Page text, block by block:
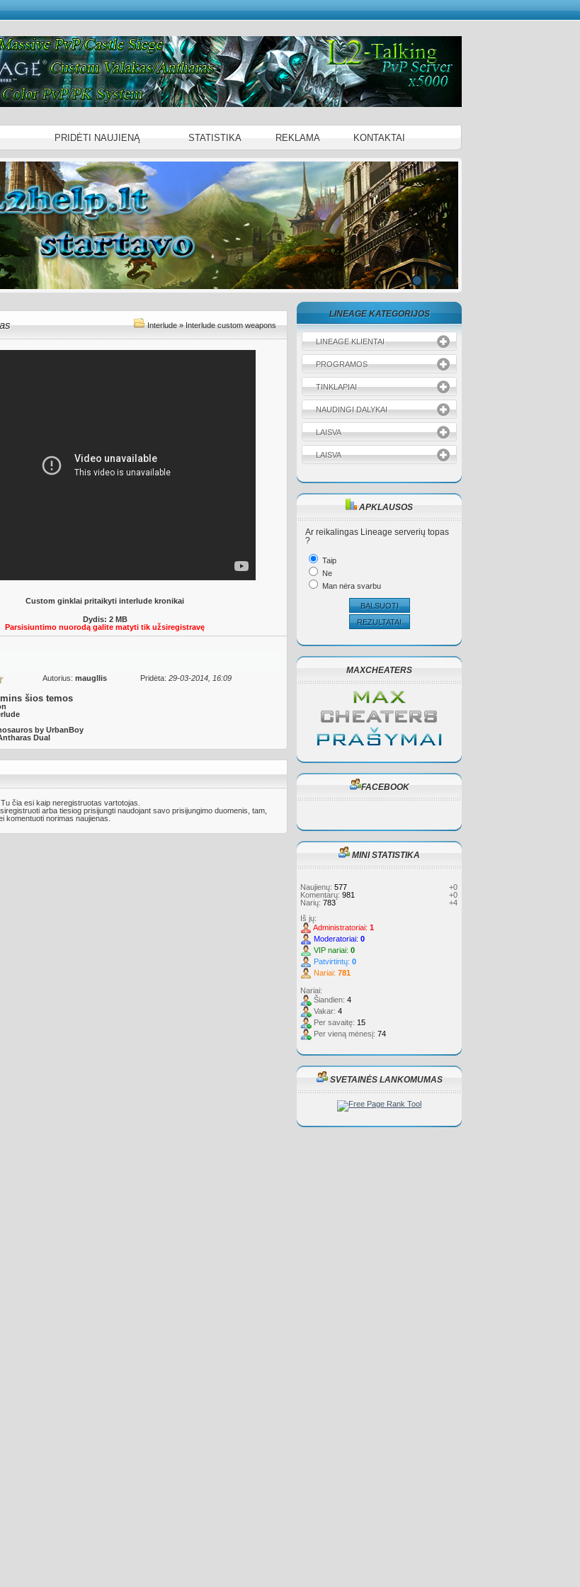
PRIDĖTI NAUJIENĄ STATISTIKA REKLAMA KONTAKTAI
Interlude»Interlude custom weapons
Custom ginklai pritaikyti interlude kronikai
Dydis: 2 MB
Parsisiuntimo nuorodą galite matyti tik užsiregistravę
Autorius: maugllis Pridėta: 29-03-2014, 16:09
šios temos
by UrbanBoy
Dual
čia esi kaip neregistruotas vartotojas.
arba tiesiog prisijungti naudojant savo prisijungimo duomenis, tam,
komentuoti norimas naujienas.
LINEAGE KATEGORIJOS
LINEAGE KLIENTAI
PROGRAMOS
TINKLAPIAI
NAUDINGI DALYKAI
LAISVA
LAISVA
APKLAUSOS
Ar reikalingas Lineage serverių topas
?
Taip
Ne
Man nėra svarbu
BALSUOTI
REZULTATAI
MAXCHEATERS
FACEBOOK
MINI STATISTIKA
+0
Naujienų: 577
+0
Komentarų: 981
+4
Narių: 783
Iš jų:
Administratoriai: 1
Moderatoriai: 0
VIP nariai: 0
Patvirtintų: 0
Nariai: 781
Nariai:
Šiandien: 4
Vakar: 4
Per savaitę: 15
Per vieną mėnesį: 74
SVETAINĖS LANKOMUMAS